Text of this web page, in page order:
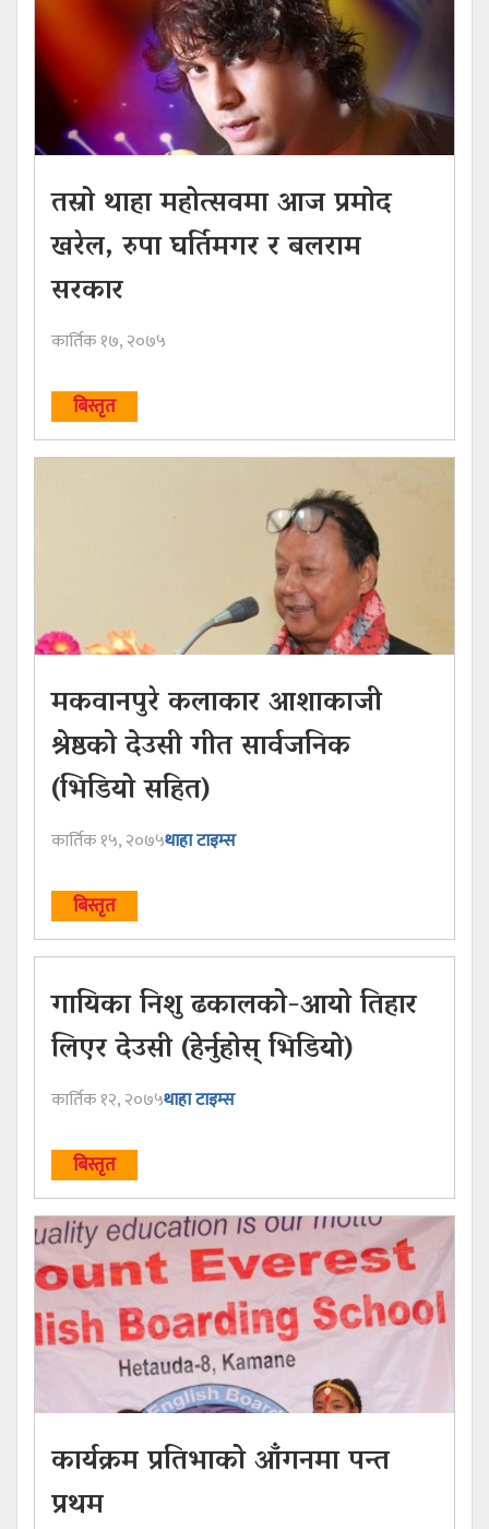
तस्रो थाहा महोत्सवमा आज प्रमोद
खरेल, रुपा घर्तिमगर र बलराम
सरकार
कार्तिक १७, २०७५
बिस्तृत
मकवानपुरे कलाकार आशाकाजी
श्रेष्ठको देउसी गीत सार्वजनिक
(भिडियो सहित)
कार्तिक १५, २०७५थाहा टाइम्स
बिस्तृत
गायिका निशु ढकालको-आयो तिहार
लिएर देउसी (हेर्नुहोस् भिडियो)
कार्तिक १२, २०७५थाहा टाइम्स
बिस्तृत
कार्यक्रम प्रतिभाको आँगनमा पन्त
प्रथम